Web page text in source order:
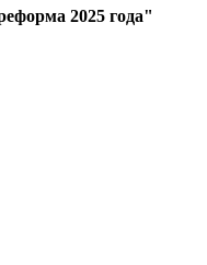
2025 года"